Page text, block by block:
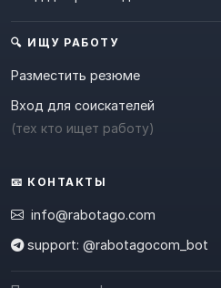
🔍 ИЩУ РАБОТУ
Разместить резюме
Вход для соискателей
(тех кто ищет работу)
📧 КОНТАКТЫ
info@rabotago.com
support: @rabotagocom_bot